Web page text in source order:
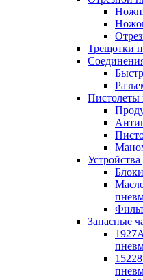
Трещотки
Пистолеты
Запасные